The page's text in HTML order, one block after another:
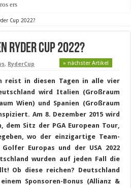
erste Golf-Com
Cup 2022?
Ryder Cup 2022?
, RyderCup » nächster Artikel
reist in diesen Tagen in alle vier
wird Italien (Großraum
Wien) und Spanien (Großraum
Am 8. Dezember 2015 wird
dem Sitz der PGA European Tour,
wo der einzigartige Team-
Europas und der USA 2022
wurden auf jeden Fall die
Ob diese reichen? Deutschland
Sponsoren-Bonus (Allianz &